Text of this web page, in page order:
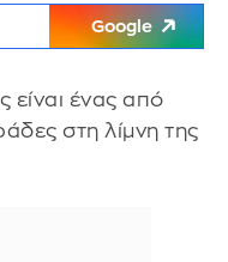
Google
είναι ένας από
στη λίμνη της